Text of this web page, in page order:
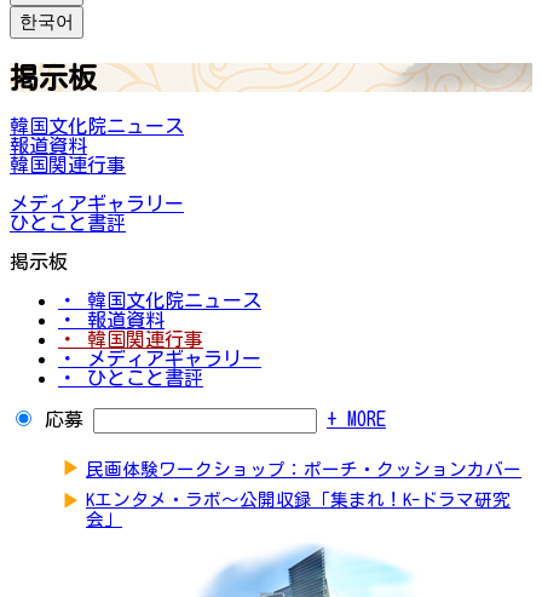
한국어
掲示板
韓国文化院ニュース
報道資料
韓国関連行事
メディアギャラリー
ひとこと書評
掲示板
・ 韓国文化院ニュース
・ 報道資料
・ 韓国関連行事
・ メディアギャラリー
・ ひとこと書評
応募 + MORE
▶ 民画体験ワークショップ：ポーチ・クッションカバー
▶ Kエンタメ・ラボ～公開収録「集まれ！K-ドラマ研究
会」